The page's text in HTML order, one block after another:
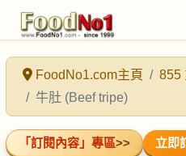
FoodNo1.com主頁 855
牛肚 (Beef tripe)
「訂閱內容」專區>> 立即